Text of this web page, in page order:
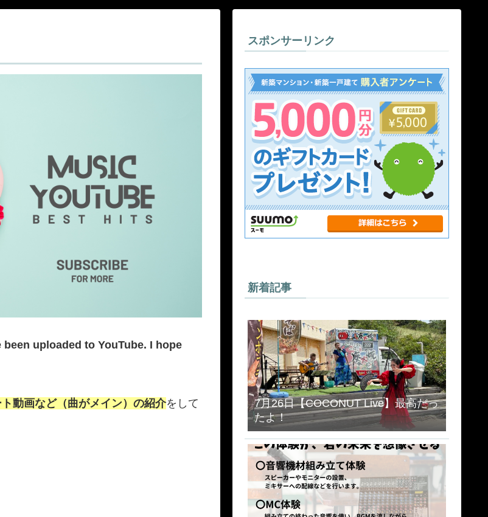
uploaded to YouTube. I hope
ト動画など（曲がメイン）の紹介をして
スポンサーリンク
新着記事
7月26日【COCONUT Live】最高だっ
たよ！